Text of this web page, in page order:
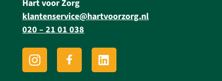
Hart voor Zorg
klantenservice@hartvoorzorg.nl
020 – 21 01 038